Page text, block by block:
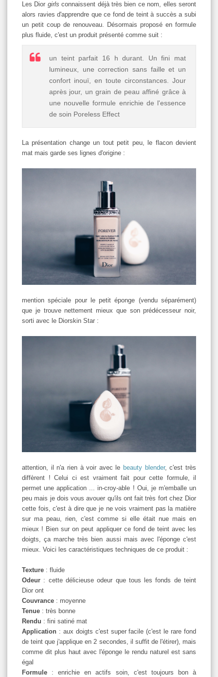
Les Dior girlsconnaissent déjà très bien ce nom, elles seront
alors ravies d'apprendre que ce fond de teint à succès a subi
un petit coup de renouveau. Désormais proposé en formule
plus fluide, c'est un produit présenté comme suit :
un teint parfait 16 h durant. Un fini mat
lumineux, une correction sans faille et un
confort inouï, en toute circonstances. Jour
après jour, un grain de peau affiné grâce à
une nouvelle formule enrichie de l'essence
de soin Poreless Effect
La présentation change un tout petit peu, le flacon devient
mat mais garde ses lignes d'origine :
mention spéciale pour le petit éponge (vendu séparément)
que je trouve nettement mieux que son prédécesseur noir,
sorti avec le Diorskin Star :
attention, il n'a rien à voir avec le beauty blender, c'est très
diffèrent ! Celui ci est vraiment fait pour cette formule, il
permet une application ... in-croy-able ! Oui, je m'emballe un
peu mais je dois vous avouer qu'ils ont fait très fort chez Dior
cette fois, c'est à dire que je ne vois vraiment pas la matière
sur ma peau, rien, c'est comme si elle était nue mais en
mieux ! Bien sur on peut appliquer ce fond de teint avec les
doigts, ça marche très bien aussi mais avec l'éponge c'est
mieux. Voici les caractéristiques techniques de ce produit :
Texture : fluide
Odeur : cette délicieuse odeur que tous les fonds de teint
Dior ont
Couvrance : moyenne
Tenue : très bonne
Rendu : fini satiné mat
Application : aux doigts c'est super facile (c'est le rare fond
de teint que j'applique en 2 secondes, il suffit de l'étirer), mais
comme dit plus haut avec l'éponge le rendu naturel est sans
égal
Formule : enrichie en actifs soin, c'est toujours bon à